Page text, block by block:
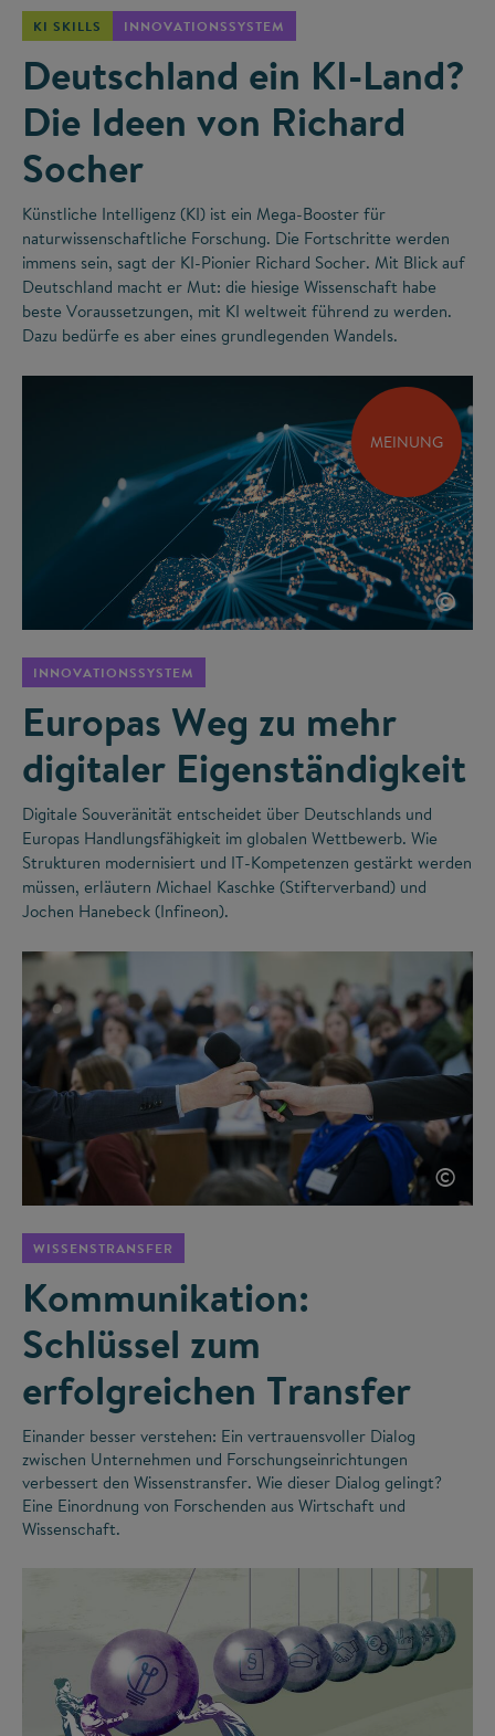
KI SKILLS INNOVATIONSSYSTEM
Deutschland ein KI-Land?
Die Ideen von Richard
Socher
Künstliche Intelligenz (KI) ist ein Mega-Booster für
naturwissenschaftliche Forschung. Die Fortschritte werden
immens sein, sagt der KI-Pionier Richard Socher. Mit Blick auf
Deutschland macht er Mut: die hiesige Wissenschaft habe
beste Voraussetzungen, mit KI weltweit führend zu werden.
Dazu bedürfe es aber eines grundlegenden Wandels.
MEINUNG
©
INNOVATIONSSYSTEM
Europas Weg zu mehr
digitaler Eigenständigkeit
Digitale Souveränität entscheidet über Deutschlands und
Europas Handlungsfähigkeit im globalen Wettbewerb. Wie
Strukturen modernisiert und IT-Kompetenzen gestärkt werden
müssen, erläutern Michael Kaschke (Stifterverband) und
Jochen Hanebeck (Infineon).
©
WISSENSTRANSFER
Kommunikation:
Schlüssel zum
erfolgreichen Transfer
Einander besser verstehen: Ein vertrauensvoller Dialog
zwischen Unternehmen und Forschungseinrichtungen
verbessert den Wissenstransfer. Wie dieser Dialog gelingt?
Eine Einordnung von Forschenden aus Wirtschaft und
Wissenschaft.